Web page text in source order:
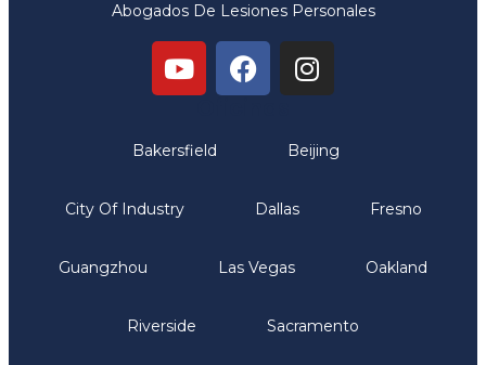
Abogados De Lesiones Personales
Bakersfield Beijing
City Of Industry Dallas Fresno
Guangzhou Las Vegas Oakland
Riverside Sacramento